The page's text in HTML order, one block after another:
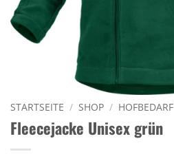
STARTSEITE / SHOP / HOFBEDARF
Fleecejacke Unisex grün